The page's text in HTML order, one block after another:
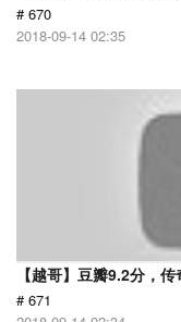
# 670
2018-09-14 02:35
【越哥】豆瓣9.2分，
# 671